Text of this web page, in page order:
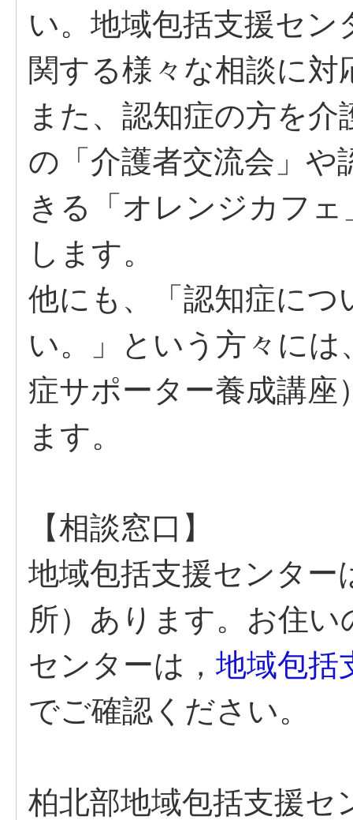
い。地域包括支援セ
関する様々な相談に
また、認知症の方を
の「介護者交流会」や
きる「オレンジカフ
します。
他にも、「認知症に
い。」という方々に
症サポーター養成講
ます。
【相談窓口】
地域包括支援センター
所）あります。お住
センターは， 地域包括
でご確認ください。
柏北部地域包括支援セ